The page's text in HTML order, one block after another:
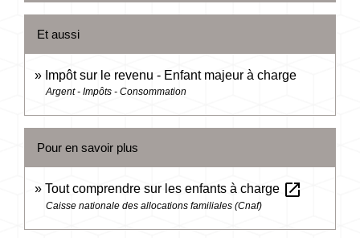
Et aussi
Impôt sur le revenu - Enfant majeur à charge
Argent - Impôts - Consommation
Pour en savoir plus
Tout comprendre sur les enfants à charge open_in_new
Caisse nationale des allocations familiales (Cnaf)